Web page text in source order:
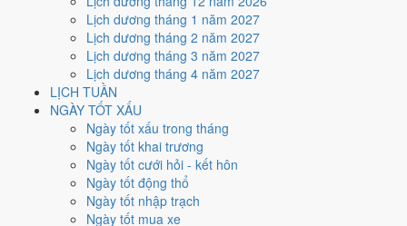
Lịch dương tháng 1 năm 2027
Lịch dương tháng 2 năm 2027
Lịch dương tháng 3 năm 2027
Lịch dương tháng 4 năm 2027
LỊCH TUẦN
NGÀY TỐT XẤU
Ngày tốt xấu trong tháng
Ngày tốt khai trương
Ngày tốt cưới hỏi - kết hôn
Ngày tốt động thổ
Ngày tốt nhập trạch
Ngày tốt mua xe
Ngày 8/7/2026 dương lịch (Thứ Tư) là ngày 24/5/2026 âm lịch
Quý Mùi - Chi khắc Can, Trực Trừ, Sao Bích, nạp âm Dương
Liễu Mộc. Tổng hòa, đây làNgày Hung với điểm trung bình
cho các việc quan trọng. Giờ Hoàng Đạo trong ngày:
Thân, Tuất, Hợi.
Ngày Dương
Tháng 7 năm 2026
Tháng 5 âm năm 2026